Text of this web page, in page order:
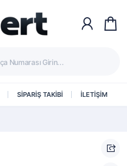
SİPARİŞ TAKİBİ İLETİŞİM